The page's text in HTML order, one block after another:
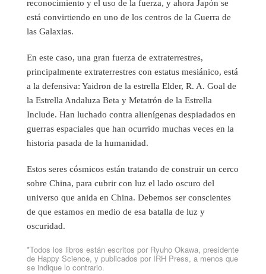
reconocimiento y el uso de la fuerza, y ahora Japón se
está convirtiendo en uno de los centros de la Guerra de
las Galaxias.
En este caso, una gran fuerza de extraterrestres,
principalmente extraterrestres con estatus mesiánico, está
a la defensiva: Yaidron de la estrella Elder, R. A. Goal de
la Estrella Andaluza Beta y Metatrón de la Estrella
Include. Han luchado contra alienígenas despiadados en
guerras espaciales que han ocurrido muchas veces en la
historia pasada de la humanidad.
Estos seres cósmicos están tratando de construir un cerco
sobre China, para cubrir con luz el lado oscuro del
universo que anida en China. Debemos ser conscientes
de que estamos en medio de esa batalla de luz y
oscuridad.
*Todos los libros están escritos por Ryuho Okawa, presidente
de Happy Science, y publicados por IRH Press, a menos que
se indique lo contrario.